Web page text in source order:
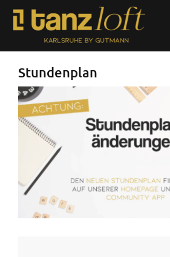
Zum
Inhalt
Stundenplan